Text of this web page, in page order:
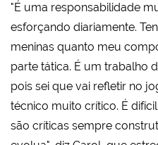
"É uma responsabilidade
esforçando diariamente.
meninas quanto meu
parte tática. É um trabalho
pois sei que vai refletir no
técnico muito crítico. É
são críticas sempre